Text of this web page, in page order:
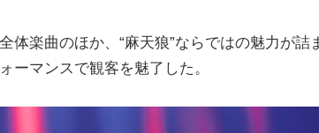
体楽曲のほか、“麻天狼”ならではの魅力が詰
ーマンスで観客を魅了した。